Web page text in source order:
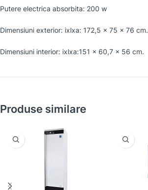
Putere electrica absorbita: 200 w
Dimensiuni exterior: ixlxa: 172,5 x 75 x 76 cm.
Dimensiuni interior: ixlxa:151 x 60,7 x 56 cm.
Produse similare